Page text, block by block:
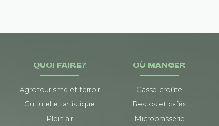
QUOI FAIRE?
Agrotourisme et terroir
Culturel et artistique
Plein air
OÙ MANGER
Casse-croûte
Restos et cafés
Microbrasserie